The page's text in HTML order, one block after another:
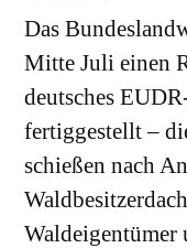
Das
Mitte Juli einen
deutsches
fertiggestellt –
schießen nach
Waldeigentümer